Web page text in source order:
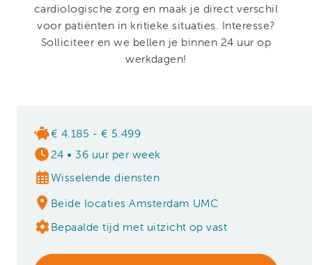
cardiologische zorg en maak je direct verschil
voor patiënten in kritieke situaties. Interesse?
Solliciteer en we bellen je binnen 24 uur op
werkdagen!
€ 4.185 - € 5.499
24 • 36 uur per week
Wisselende diensten
Beide locaties Amsterdam UMC
Bepaalde tijd met uitzicht op vast